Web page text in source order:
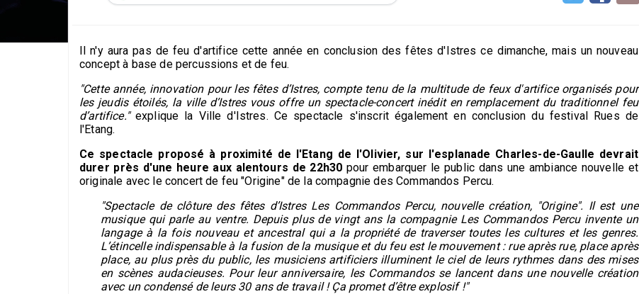
Il n'y aura pas de feu d'artifice cette année en conclusion des fêtes d'Istres ce dimanche, mais un nouveau
concept à base de percussions et de feu.
"Cette année, innovation pour les fêtes d’Istres, compte tenu de la multitude de feux d'artifice organisés pour
les jeudis étoilés, la ville d’Istres vous offre un spectacle-concert inédit en remplacement du traditionnel feu
d’artifice."explique la Ville d'Istres. Ce spectacle s'inscrit également en conclusion du festival Rues de
l'Etang.
Ce spectacle proposé à proximité de l'Etang de l'Olivier, sur l'esplanade Charles-de-Gaulle devrait
durer près d'une heure aux alentours de 22h30 pour embarquer le public dans une ambiance nouvelle et
originale avec le concert de feu "Origine" de la compagnie des Commandos Percu.
"Spectacle de clôture des fêtes d’Istres Les Commandos Percu, nouvelle création, "Origine". Il est une
musique qui parle au ventre. Depuis plus de vingt ans la compagnie Les Commandos Percu invente un
langage à la fois nouveau et ancestral qui a la propriété de traverser toutes les cultures et les genres.
L’étincelle indispensable à la fusion de la musique et du feu est le mouvement : rue après rue, place après
place, au plus près du public, les musiciens artificiers illuminent le ciel de leurs rythmes dans des mises
en scènes audacieuses. Pour leur anniversaire, les Commandos se lancent dans une nouvelle création
avec un condensé de leurs 30 ans de travail ! Ça promet d’être explosif !"